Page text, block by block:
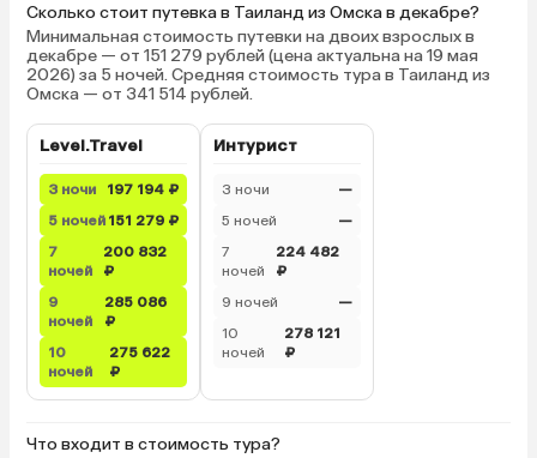
магазины, аптеки,
шопы, банкоматы и т.
несколько массажных
Паттайи легко
Сколько стоит путевка в Таиланд из Омска в декабре?
Минимальная стоимость путевки на двоих взрослых в
декабре — от 151 279 рублей (цена актуальна на 19 мая
2026) за 5 ночей. Средняя стоимость тура в Таиланд из
Омска — от 341 514 рублей.
Level.Travel
3 ночи
197 194 ₽
5 ночей 151 279 ₽
7
ночей
200 832
₽
9
ночей
285 086
₽
10
ночей
275 622
₽
Интурист
3 ночи
—
5 ночей
—
7
ночей
224 482
₽
9 ночей
—
10
ночей
278 121
₽
Что входит в стоимость тура?